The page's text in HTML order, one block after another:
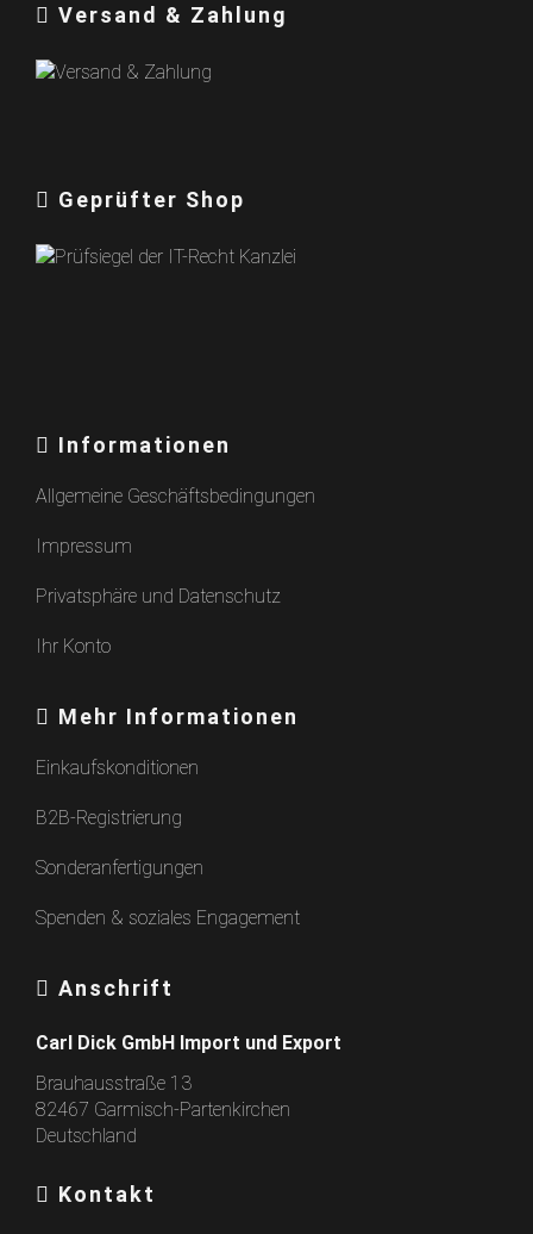
Versand & Zahlung
Geprüfter Shop
Informationen
Allgemeine Geschäftsbedingungen
Impressum
Privatsphäre und Datenschutz
Ihr Konto
Mehr Informationen
Einkaufskonditionen
B2B-Registrierung
Sonderanfertigungen
Spenden & soziales Engagement
Anschrift
Carl Dick GmbH Import und Export
Brauhausstraße 13
82467 Garmisch-Partenkirchen
Deutschland
Kontakt